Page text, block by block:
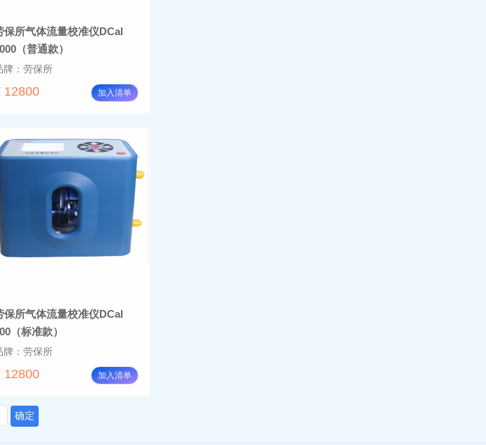
保所气体流量校准仪DCal
（普通款）
牌：劳保所
12800 加入清单
保所气体流量校准仪DCal
（标准款）
牌：劳保所
12800 加入清单
确定